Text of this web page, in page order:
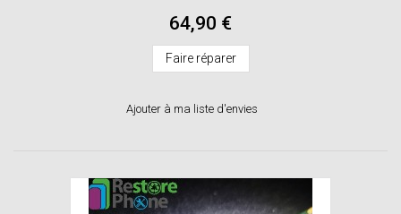
64,90 €
Faire réparer
Ajouter à ma liste d'envies